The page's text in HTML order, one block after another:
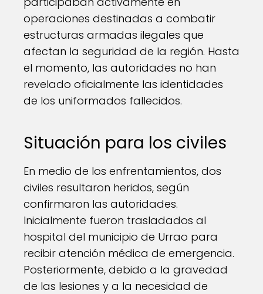
operaciones destinadas a combatir
estructuras armadas ilegales que
afectan la seguridad de la región. Hasta
el momento, las autoridades no han
revelado oficialmente las identidades
de los uniformados fallecidos.
Situación para los civiles
En medio de los enfrentamientos, dos
civiles resultaron heridos, según
confirmaron las autoridades.
Inicialmente fueron trasladados al
hospital del municipio de Urrao para
recibir atención médica de emergencia.
Posteriormente, debido a la gravedad
de las lesiones y a la necesidad de